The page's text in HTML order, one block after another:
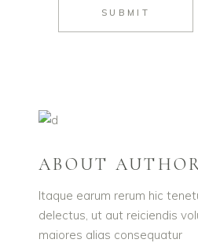
SUBMIT
ABOUT
Itaque earum rerum hic
delectus, ut aut reiciendis
maiores alias consequatur